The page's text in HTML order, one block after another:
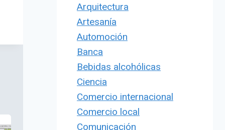
Arquitectura
Artesanía
Automoción
Banca
Bebidas alcohólicas
Ciencia
Comercio internacional
Comercio local
Comunicación